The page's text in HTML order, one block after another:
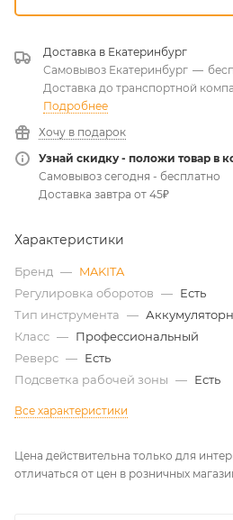
Доставка в Екатеринбург
Самовывоз Екатеринбург —
Доставка до транспортной
Подробнее
Хочу в подарок
Узнай скидку - положи товар в
Самовывоз сегодня - бесплатно
Доставка завтра от 45₽
Характеристики
Бренд — MAKITA
Регулировка оборотов — Есть
Тип инструмента —
Класс — Профессиональный
Реверс — Есть
Подсветка рабочей зоны — Есть
Все характеристики
Цена действительна только для
отличаться от цен в розничных